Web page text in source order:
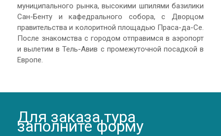
муниципального рынка, высокими шпилями базилики
Сан-Бенту и кафедрального собора, с Дворцом
правительства и колоритной площадью Праса-да-Се.
После знакомства с городом отправимся в аэропорт
и вылетим в Тель-Авив с промежуточной посадкой в
Европе.
Для заказа тура
заполните форму